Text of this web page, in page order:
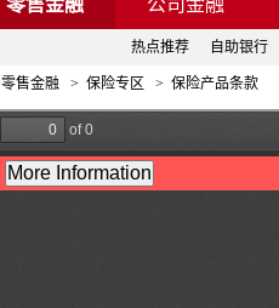
零售金融 公司金融
热点推荐 自助银行
零售金融 > 保险专区 > 保险产品条款